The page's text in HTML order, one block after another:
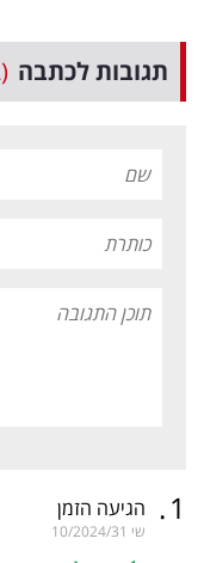
תגובות לכתבה (2)
1
. הגיעה הזמן
שי 10/2024/31